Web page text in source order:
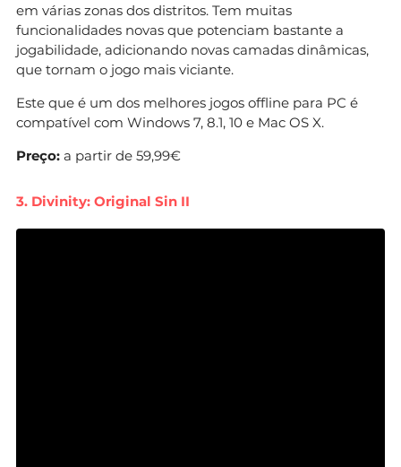
em várias zonas dos distritos. Tem muitas
funcionalidades novas que potenciam bastante a
jogabilidade, adicionando novas camadas dinâmicas,
que tornam o jogo mais viciante.
Este que é um dos melhores jogos offline para PC é
compatível com Windows 7, 8.1, 10 e Mac OS X.
Preço: a partir de 59,99€
3. Divinity: Original Sin II